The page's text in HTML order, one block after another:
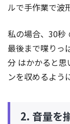
ルで手作業で波
私の場合、30秒
最後まで喋りっ
分 はかかると思
ンを収めるよう
2. 音量を